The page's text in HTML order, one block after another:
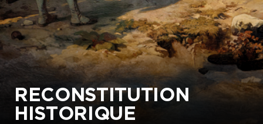
RECONSTITUTION
HISTORIQUE